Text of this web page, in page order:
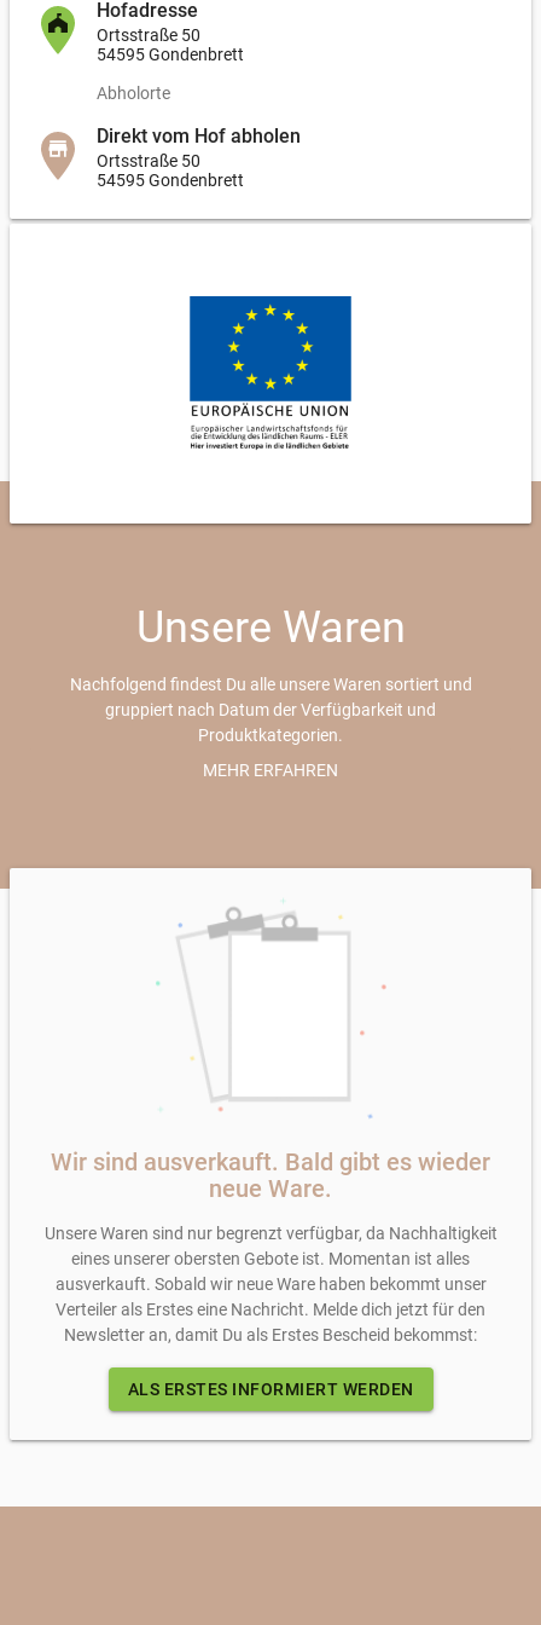
Hofadresse
Ortsstraße 50
54595 Gondenbrett
Abholorte
Direkt vom Hof abholen
Ortsstraße 50
54595 Gondenbrett
Unsere Waren
Nachfolgend findest Du alle unsere Waren sortiert und
gruppiert nach Datum der Verfügbarkeit und
Produktkategorien.
Bei von-bis Preisen (z.B. 10,00-15,00 €) wird nach Kilo
dieser Seite
MEHR ERFAHREN
Wir sind ausverkauft. Bald gibt es wieder
neue Ware.
Unsere Waren sind nur begrenzt verfügbar, da Nachhaltigkeit
eines unserer obersten Gebote ist. Momentan ist alles
ausverkauft. Sobald wir neue Ware haben bekommt unser
Verteiler als Erstes eine Nachricht. Melde dich jetzt für den
Newsletter an, damit Du als Erstes Bescheid bekommst:
ALS ERSTES INFORMIERT WERDEN